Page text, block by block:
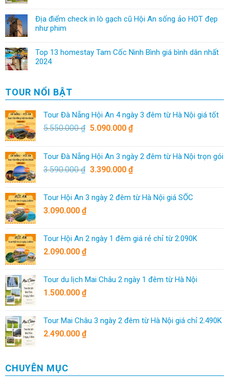
Địa điểm check in lò gạch cũ Hội An sống ảo HOT đẹp
như phim
Top 13 homestay Tam Cốc Ninh Bình giá bình dân nhất
2024
TOUR NỔI BẬT
Tour Đà Nẵng Hội An 4 ngày 3 đêm từ Hà Nội giá tốt
5.550.000₫ 5.090.000 ₫
Tour Đà Nẵng Hội An 3 ngày 2 đêm từ Hà Nội trọn gói
3.590.000₫ 3.390.000 ₫
Tour Hội An 3 ngày 2 đêm từ Hà Nội giá SỐC
3.090.000 ₫
Tour Hội An 2 ngày 1 đêm giá rẻ chỉ từ 2.090K
2.090.000 ₫
Tour du lịch Mai Châu 2 ngày 1 đêm từ Hà Nội
1.500.000 ₫
Tour Mai Châu 3 ngày 2 đêm từ Hà Nội giá chỉ 2.490K
2.490.000 ₫
CHUYÊN MỤC